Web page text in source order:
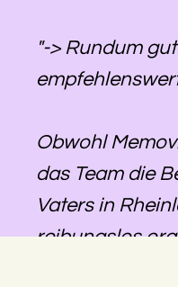
"-> Rundum
Obwohl
das Team die
Vaters in
reibungslos